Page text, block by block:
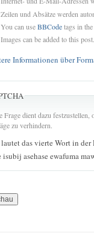
Zeilen und Absätze werden
You can useBBCodetags in
Images can be added to this post.
Informationen über
Frage dient dazu
zu verhindern.
das vierte Wort in der
isubij asehase ewafuma